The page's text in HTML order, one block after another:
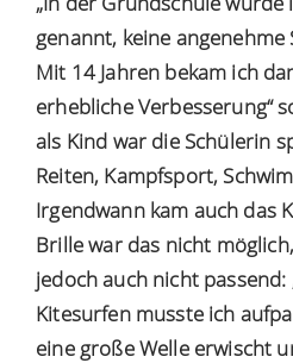
genannt, keine
Mit 14 Jahren bekam ich
erhebliche Verbesserung“
als Kind war die Schülerin
Reiten, Kampfsport,
Irgendwann kam auch das
Brille war das nicht
jedoch auch nicht passend:
Kitesurfen musste ich
eine große Welle erwischt